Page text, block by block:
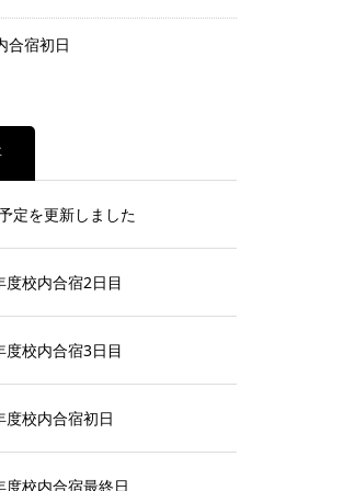
合宿初日
定を更新しました
度校内合宿2日目
度校内合宿3日目
度校内合宿初日
度校内合宿最終日